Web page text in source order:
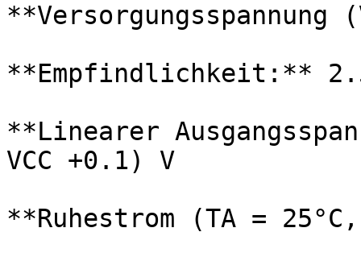
**Versorgungsspannung
**Empfindlichkeit:**
**Linearer
VCC +0.1) V
**Ruhestrom (TA =